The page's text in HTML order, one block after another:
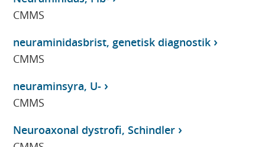
CMMS
neuraminidasbrist, genetisk diagnostik
CMMS
neuraminsyra, U-
CMMS
Neuroaxonal dystrofi, Schindler